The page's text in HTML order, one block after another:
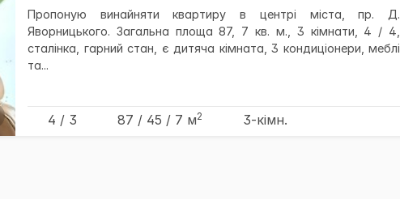
Пропоную винайняти квартиру в центрі міста, пр. Д.
Яворницького. Загальна площа 87, 7 кв. м., 3 кімнати, 4 / 4,
сталінка, гарний стан, є дитяча кімната, 3 кондиціонери, меблі
та...
4 / 3 87 / 45 / 7 м2 3-кімн.